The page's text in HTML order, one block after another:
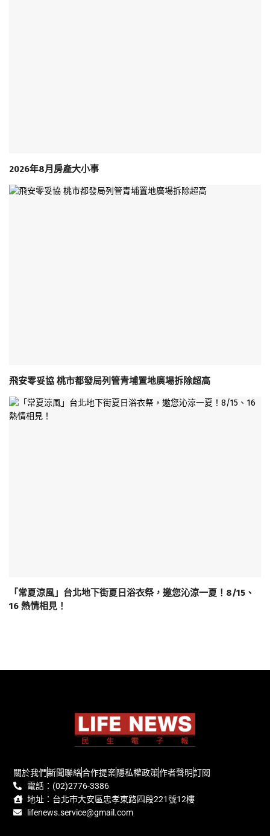
2026年8月房產大小事
飛安零妥協 桃市都發局列管青埔置地廣場拆除超高
「常夏涼風」台北地下街夏日浴衣祭，邀您沁涼一夏！8/15、
16 熱情相見！
關於我們新聞聯絡合作提案隱私權政策作者聲明訂閱
電話：(02)2776-3386
地址：台北市大安區忠孝東路四段221號12樓
lifenews.service@gmail.com